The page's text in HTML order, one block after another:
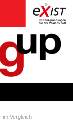
im Vergleich